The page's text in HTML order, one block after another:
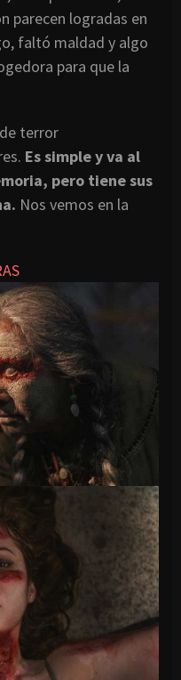
parecen logradas en
faltó maldad y algo
para que la
terror
Es simple y va al
pero tiene sus
Nos vemos en la